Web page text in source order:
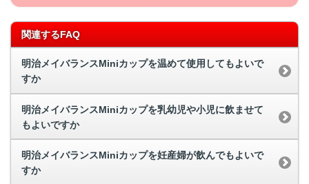
関連するFAQ
明治メイバランスMiniカップを温めて使用してもよいで
すか
明治メイバランスMiniカップを乳幼児や小児に飲ませて
もよいですか
明治メイバランスMiniカップを妊産婦が飲んでもよいで
すか